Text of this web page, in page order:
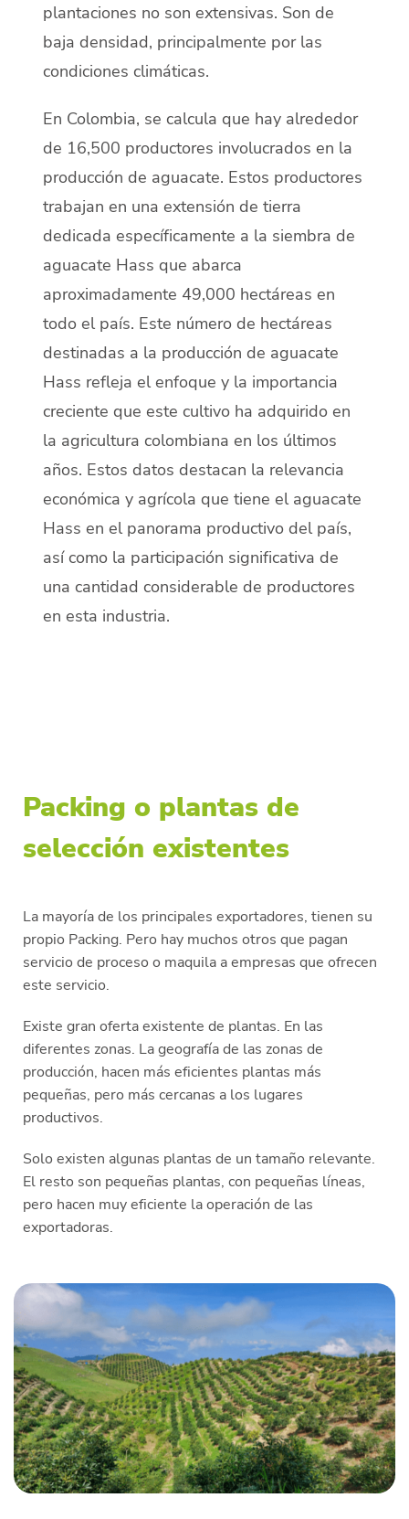
plantaciones no son extensivas. Son de
baja densidad, principalmente por las
condiciones climáticas.
En Colombia, se calcula que hay alrededor
de 16,500 productores involucrados en la
producción de aguacate. Estos productores
trabajan en una extensión de tierra
dedicada específicamente a la siembra de
aguacate Hass que abarca
aproximadamente 49,000 hectáreas en
todo el país. Este número de hectáreas
destinadas a la producción de aguacate
Hass refleja el enfoque y la importancia
creciente que este cultivo ha adquirido en
la agricultura colombiana en los últimos
años. Estos datos destacan la relevancia
económica y agrícola que tiene el aguacate
Hass en el panorama productivo del país,
así como la participación significativa de
una cantidad considerable de productores
en esta industria.
Packing o plantas de
selección existentes
La mayoría de los principales exportadores, tienen su
propio Packing. Pero hay muchos otros que pagan
servicio de proceso o maquila a empresas que ofrecen
este servicio.
Existe gran oferta existente de plantas. En las
diferentes zonas. La geografía de las zonas de
producción, hacen más eficientes plantas más
pequeñas, pero más cercanas a los lugares
productivos.
Solo existen algunas plantas de un tamaño relevante.
El resto son pequeñas plantas, con pequeñas líneas,
pero hacen muy eficiente la operación de las
exportadoras.